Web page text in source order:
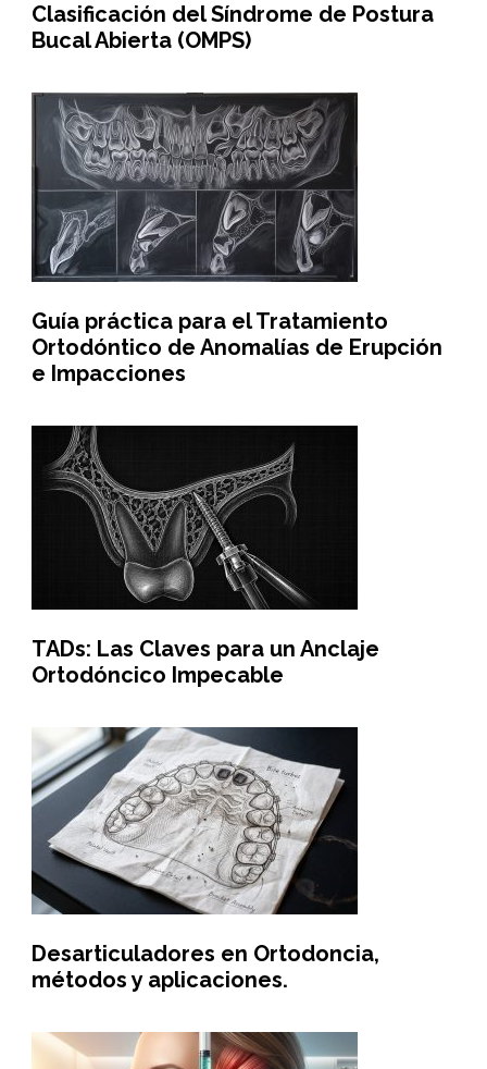
Clasificación del Síndrome de Postura
Bucal Abierta (OMPS)
Guía práctica para el Tratamiento
Ortodóntico de Anomalías de Erupción
e Impacciones
TADs: Las Claves para un Anclaje
Ortodóncico Impecable
Desarticuladores en Ortodoncia,
métodos y aplicaciones.